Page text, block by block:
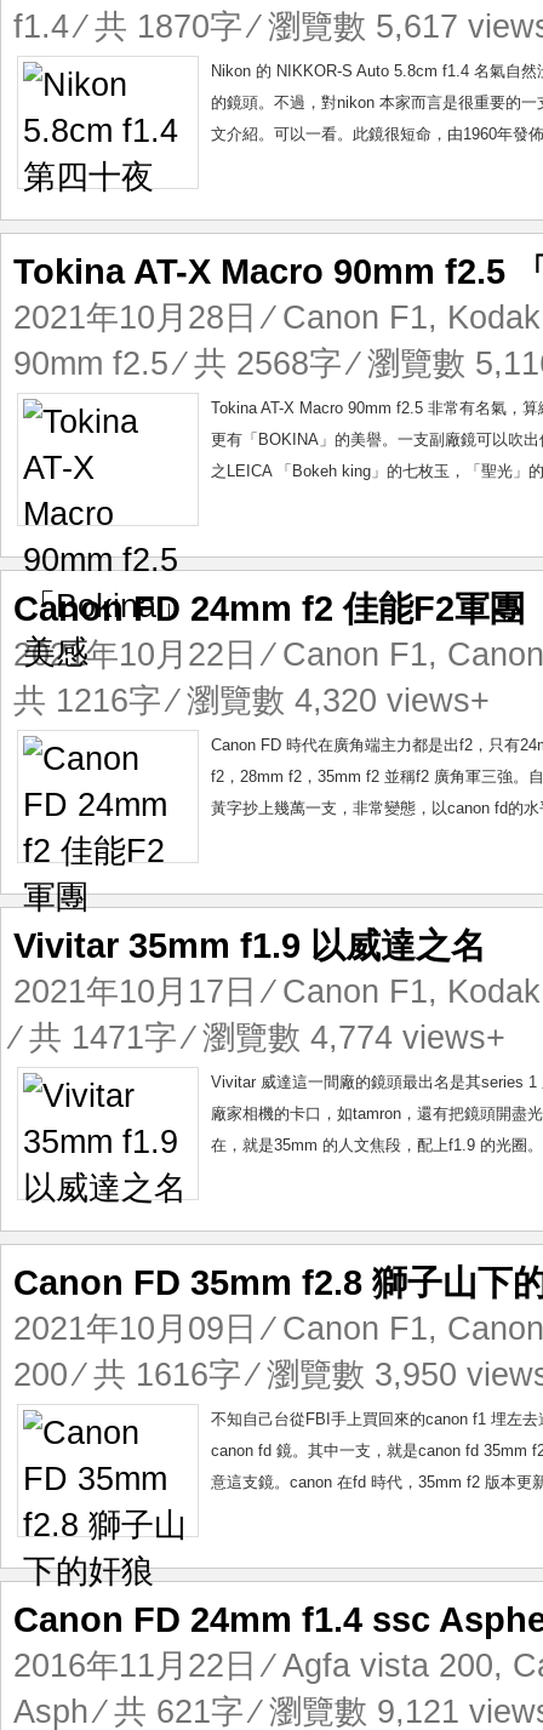
f1.4⁄ 共 1870字 ⁄ 瀏覽數 5,617
Nikon 的 NIKKOR-S Auto 5.8cm f1.4 名氣自
的鏡頭。不過，對nikon 本家而言是很重要的
文介紹。可以一看。此鏡很短命，由1960年發
Tokina AT-X Macro 90mm f2.5
2021年10月28日 ⁄ Canon F1,
90mm f2.5⁄ 共 2568字 ⁄ 瀏覽數
Tokina AT-X Macro 90mm f2.5 非常有名氣，
更有「BOKINA」的美譽。一支副廠鏡可以吹
之LEICA 「Bokeh king」的七枚玉，「聖光
Canon FD 24mm f2 佳能F2軍團
2021年10月22日 ⁄ Canon F1,
共 1216字 ⁄ 瀏覽數 4,320 views+
Canon FD 時代在廣角端主力都是出f2，只有
f2，28mm f2，35mm f2 並稱f2 廣角軍三強。
黃字抄上幾萬一支，非常變態，以canon fd的
Vivitar 35mm f1.9 以威達之名
2021年10月17日 ⁄ Canon F1,
⁄ 共 1471字 ⁄ 瀏覽數 4,774 views+
Vivitar 威達這一間廠的鏡頭最出名是其series
廠家相機的卡口，如tamron，還有把鏡頭開盡
在，就是35mm 的人文焦段，配上f1.9 的光圈
Canon FD 35mm f2.8 獅子山下
2021年10月09日 ⁄ Canon F1,
200⁄ 共 1616字 ⁄ 瀏覽數 3,950
不知自己台從FBI手上買回來的canon f1 埋左
canon fd 鏡。其中一支，就是canon fd 35mm
意這支鏡。canon 在fd 時代，35mm f2 版本更
Canon FD 24mm f1.4 ssc
2016年11月22日 ⁄Agfa vista 200,
Asph⁄ 共 621字 ⁄ 瀏覽數 9,121